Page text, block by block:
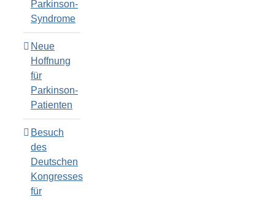
Parkinson-
Syndrome
Neue
Hoffnung
für
Parkinson-
Patienten
Besuch
des
Deutschen
Kongresses
für